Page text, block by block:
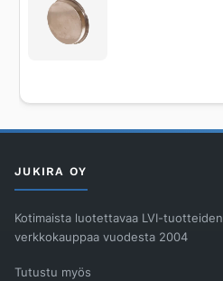
JUKIRA OY
Kotimaista luotettavaa LVI-tuotteiden
verkkokauppaa vuodesta 2004
Tutustu myös